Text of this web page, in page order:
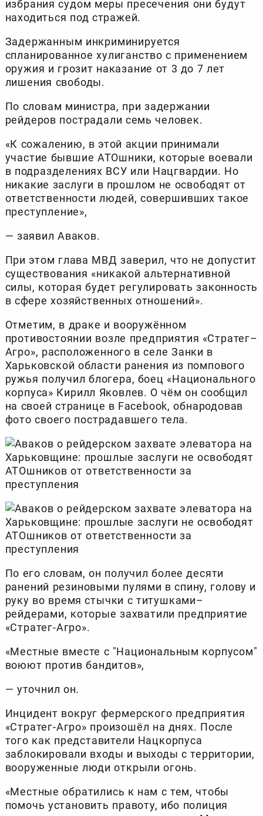
избрания судом меры пресечения они будут
находиться под стражей.
Задержанным инкриминируется
спланированное хулиганство с применением
оружия и грозит наказание от 3 до 7 лет
лишения свободы.
По словам министра, при задержании
рейдеров пострадали семь человек.
«К сожалению, в этой акции принимали
участие бывшие АТОшники, которые воевали
в подразделениях ВСУ или Нацгвардии. Но
никакие заслуги в прошлом не освободят от
ответственности людей, совершивших такое
преступление»,
— заявил Аваков.
При этом глава МВД заверил, что не допустит
существования «никакой альтернативной
силы, которая будет регулировать законность
в сфере хозяйственных отношений».
Отметим, в драке и вооружённом
противостоянии возле предприятия «Стратег–
Агро», расположенного в селе Занки в
Харьковской области ранения из помпового
ружья получил блогера, боец «Национального
корпуса» Кирилл Яковлев. О чём он сообщил
на своей странице в Facebook, обнародовав
фото своего пострадавшего тела.
По его словам, он получил более десяти
ранений резиновыми пулями в спину, голову и
руку во время стычки с титушками–
рейдерами, которые захватили предприятие
«Стратег-Агро».
«Местные вместе с "Национальным корпусом"
воюют против бандитов»,
— уточнил он.
Инцидент вокруг фермерского предприятия
«Стратег-Агро» произошёл на днях. После
того как представители Нацкорпуса
заблокировали входы и выходы с территории,
вооруженные люди открыли огонь.
«Местные обратились к нам с тем, чтобы
помочь установить правоту, ибо полиция